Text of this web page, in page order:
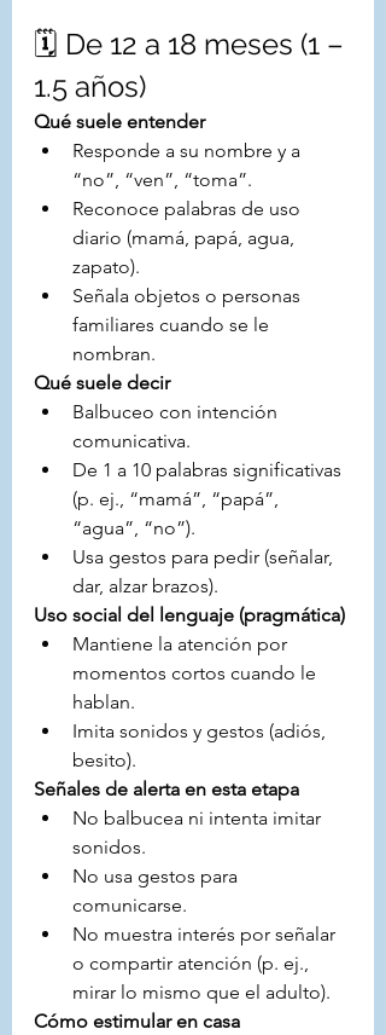
🗓️ De 12 a 18 meses (1 –
1.5 años)
Qué suele entender
Responde a su nombre y a
“no”, “ven”, “toma”.
Reconoce palabras de uso
diario (mamá, papá, agua,
zapato).
Señala objetos o personas
familiares cuando se le
nombran.
Qué suele decir
Balbuceo con intención
comunicativa.
De 1 a 10 palabras significativas
(p. ej., “mamá”, “papá”,
“agua”, “no”).
Usa gestos para pedir (señalar,
dar, alzar brazos).
Uso social del lenguaje (pragmática)
Mantiene la atención por
momentos cortos cuando le
hablan.
Imita sonidos y gestos (adiós,
besito).
Señales de alerta en esta etapa
No balbucea ni intenta imitar
sonidos.
No usa gestos para
comunicarse.
No muestra interés por señalar
o compartir atención (p. ej.,
mirar lo mismo que el adulto).
Cómo estimular en casa